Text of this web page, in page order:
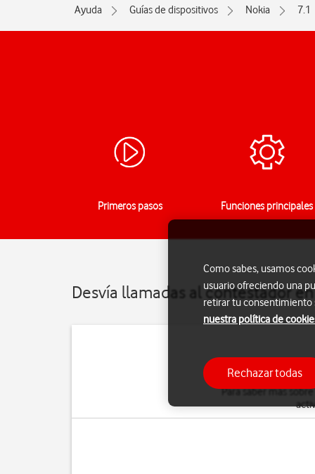
Ayuda Guías de dispositivos Nokia 7.1
Primeros pasos Funciones principales
Desvía llamadas al contestador
Puedes desviar al
Para saber más
Como sabes, usamos
usuario ofreciendo una
retirar tu consentimiento
nuestra política de
Rechazar todas